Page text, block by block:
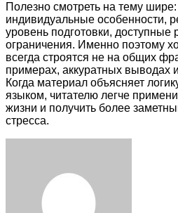
Полезно смотреть на тему
индивидуальные особенности,
уровень подготовки,
ограничения. Именно поэтому
всегда строятся не на общих
примерах, аккуратных выводах
Когда материал объясняет
языком, читателю легче
жизни и получить более
стресса.